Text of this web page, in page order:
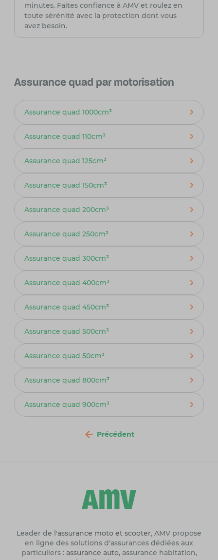
minutes. Faites confiance à AMV et roulez en
toute sérénité avec la protection dont vous
avez besoin.
Assurance quad par motorisation
Assurance quad 1000cm³
Assurance quad 110cm³
Assurance quad 125cm³
Assurance quad 150cm³
Assurance quad 200cm³
Assurance quad 250cm³
Assurance quad 300cm³
Assurance quad 400cm³
Assurance quad 450cm³
Assurance quad 500cm³
Assurance quad 50cm³
Assurance quad 800cm³
Assurance quad 900cm³
Précédent
Leader de l'assurance moto et scooter, AMV propose
en ligne des solutions d'assurances dédiées aux
particuliers : assurance auto, assurance habitation,